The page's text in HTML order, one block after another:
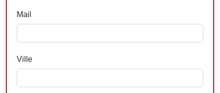
Mail
Ville